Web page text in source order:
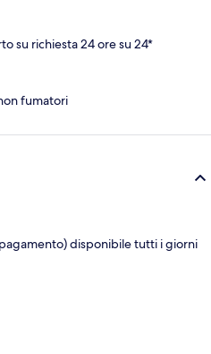
su richiesta 24 ore su 24*
fumatori
disponibile tutti i giorni